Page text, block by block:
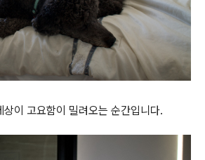
이 고요함이 밀려오는 순간입니다.